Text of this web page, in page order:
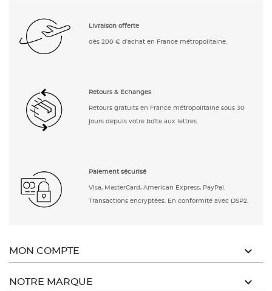
Livraison offerte
dès 200 € d'achat en France métropolitaine.
Retours & Echanges
Retours gratuits en France métropolitaine sous 30
jours depuis votre boîte aux lettres.
Paiement sécurisé
Visa, MasterCard, American Express, PayPal.
Transactions encryptées. En conformité avec DSP2.
MON COMPTE 
NOTRE MARQUE 